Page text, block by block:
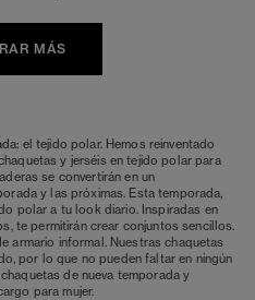
MÁS
el tejido polar. Hemos reinventado
y jerséis en tejido polar para
se convertirán en un
y las próximas. Esta temporada,
polar a tu look diario. Inspiradas en
te permitirán crear conjuntos sencillos.
armario informal. Nuestras chaquetas
por lo que no pueden faltar en ningún
de nueva temporada y
para mujer.